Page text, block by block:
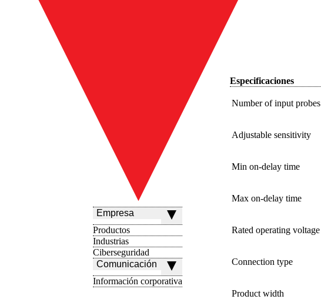
Empresa
Productos
Industrias
Ciberseguridad
Comunicación
Información corporativa
Especificaciones
Number of input probes
Adjustable sensitivity
Min on-delay time
Max on-delay time
Rated operating voltage
Connection type
Product width